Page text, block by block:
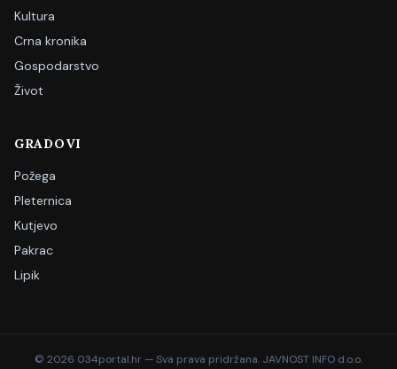
Kultura
Crna kronika
Gospodarstvo
Život
GRADOVI
Požega
Pleternica
Kutjevo
Pakrac
Lipik
© 2026 034portal.hr — Sva prava pridržana. JAVNOST INFO d.o.o.